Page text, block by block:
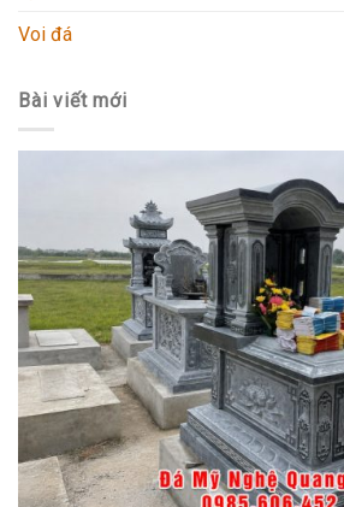
Voi đá
Bài viết mới